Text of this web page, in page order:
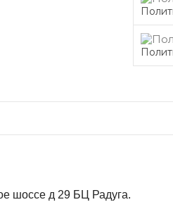
шоссе д 29 БЦ Радуга.